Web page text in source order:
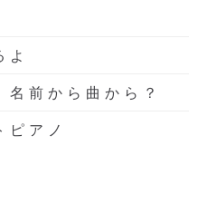
前から曲から？
アノ